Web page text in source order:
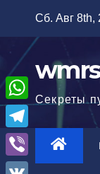
содержимому
Сб. Авг 8th,
Секреты
W
h
a
T
e
V